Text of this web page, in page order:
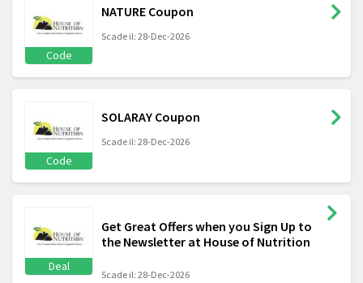
Code
NATURE Coupon
Scade il: 28-Dec-2026
Code
SOLARAY Coupon
Scade il: 28-Dec-2026
Deal
Get Great Offers when you Sign Up to
the Newsletter at House of Nutrition
Scade il: 28-Dec-2026